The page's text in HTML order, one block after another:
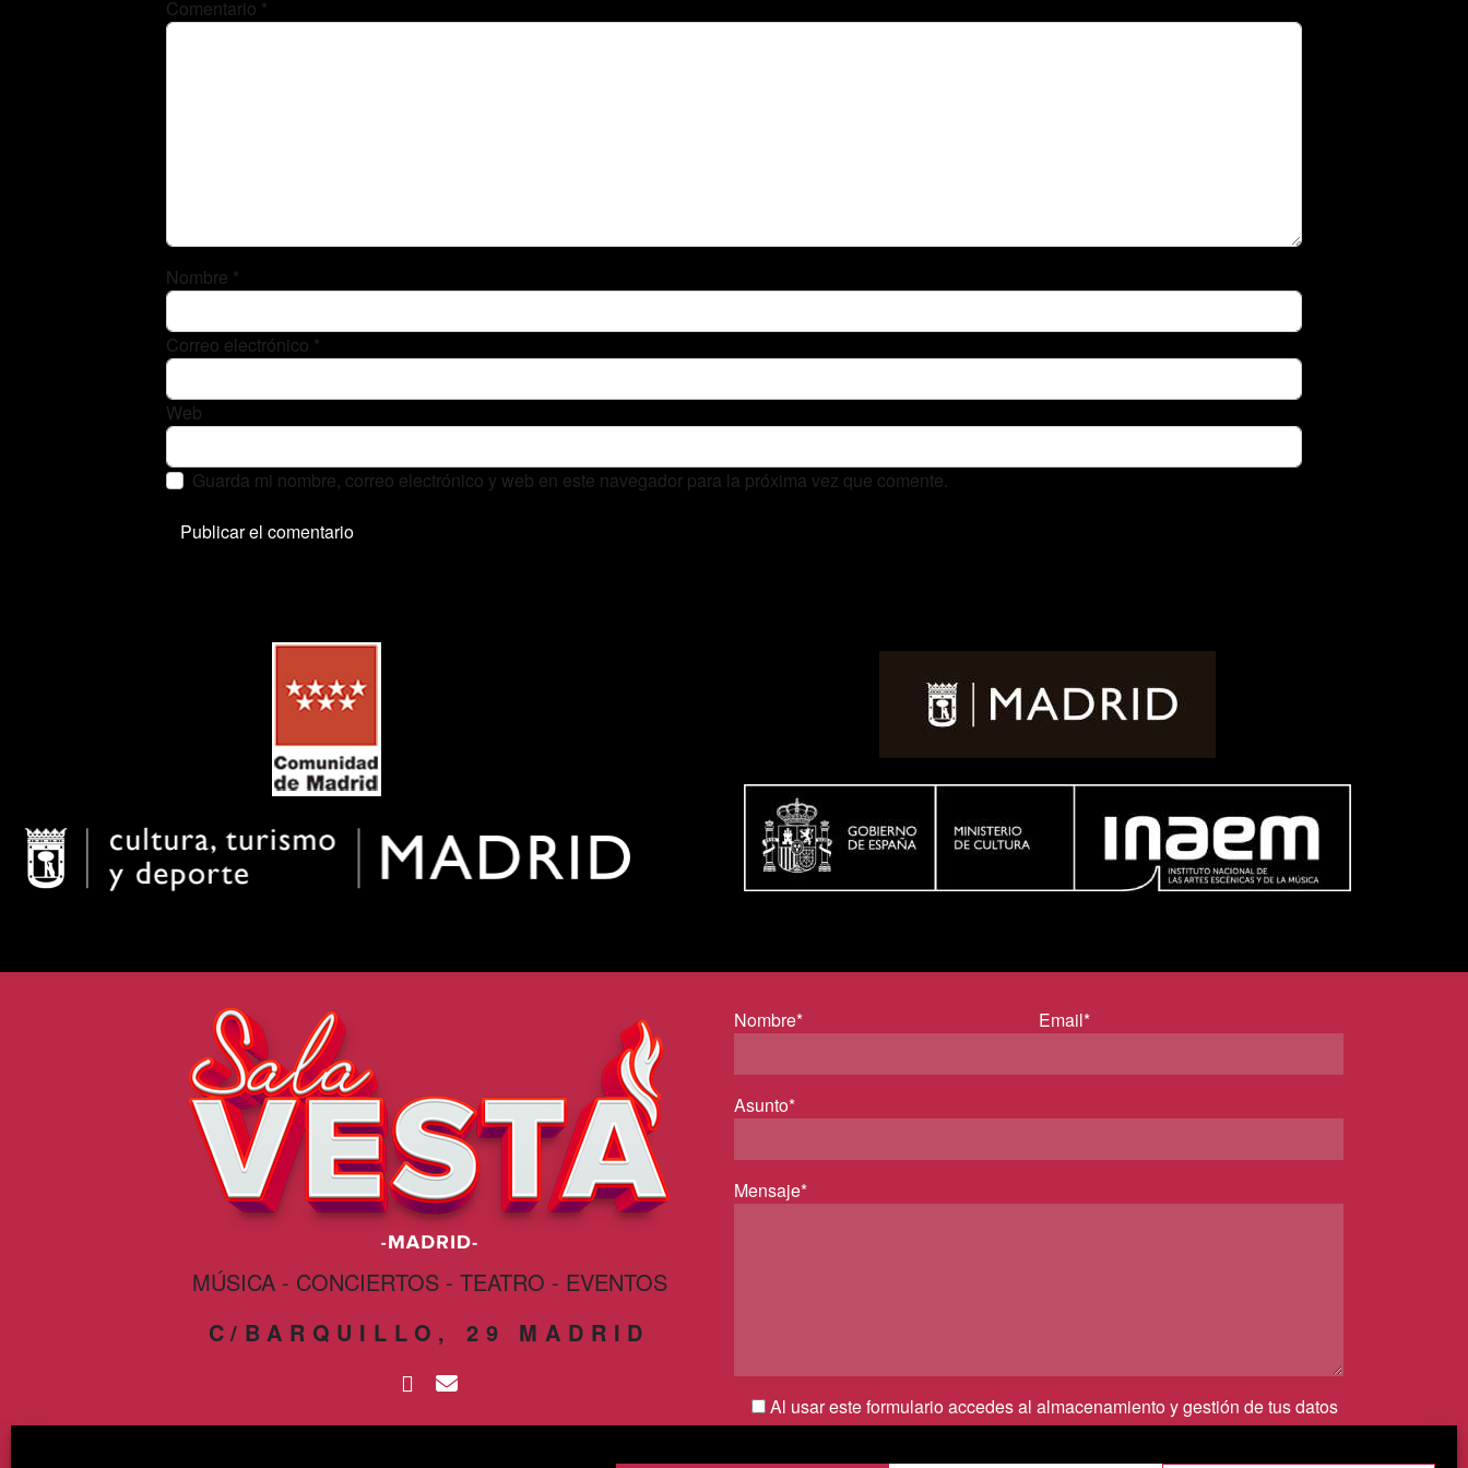
Comentario *
Nombre *
Correo electrónico *
Web
Guarda mi nombre, correo electrónico y web en este navegador para la próxima vez que comente.
MÚSICA - CONCIERTOS - TEATRO - EVENTOS
C/BARQUILLO, 29 MADRID
Nombre* Email*
Asunto*
Mensaje*
Al usar este formulario accedes al almacenamiento y gestión de tus datos
por parte de esta web y confirmas que has leído nuestra política de
privacidad*